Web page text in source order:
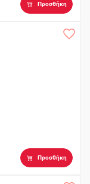
Προσθήκη
Προσθήκη